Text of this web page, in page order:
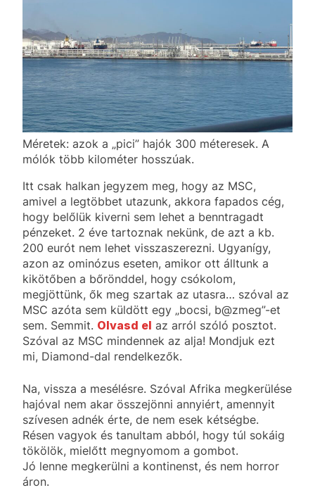
Méretek: azok a „pici” hajók 300 méteresek. A
mólók több kilométer hosszúak.
Itt csak halkan jegyzem meg, hogy az MSC,
amivel a legtöbbet utazunk, akkora fapados cég,
hogy belőlük kiverni sem lehet a benntragadt
pénzeket. 2 éve tartoznak nekünk, de azt a kb.
200 eurót nem lehet visszaszerezni. Ugyanígy,
azon az ominózus eseten, amikor ott álltunk a
kikötőben a bőrönddel, hogy csókolom,
megjöttünk, ők meg szartak az utasra… szóval az
MSC azóta sem küldött egy „bocsi, b@zmeg”-et
sem. Semmit. Olvasd el az arról szóló posztot.
Szóval az MSC mindennek az alja! Mondjuk ezt
mi, Diamond-dal rendelkezők.
Na, vissza a mesélésre. Szóval Afrika megkerülése
hajóval nem akar összejönni annyiért, amennyit
szívesen adnék érte, de nem esek kétségbe.
Résen vagyok és tanultam abból, hogy túl sokáig
tökölök, mielőtt megnyomom a gombot.
Jó lenne megkerülni a kontinenst, és nem horror
áron.